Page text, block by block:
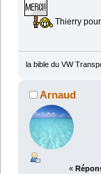
Thierry
la bible du VW
Arnaud
«